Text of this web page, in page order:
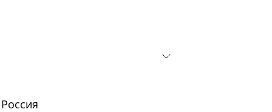
Россия